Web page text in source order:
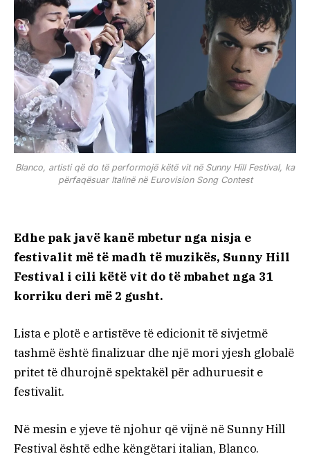
Blanco, artisti që do të performojë këtë vit në Sunny Hill Festival, ka
përfaqësuar Italinë në Eurovision Song Contest
Edhe pak javë kanë mbetur nga nisja e
festivalit më të madh të muzikës, Sunny Hill
Festival i cili këtë vit do të mbahet nga 31
korriku deri më 2 gusht.
Lista e plotë e artistëve të edicionit të sivjetmë
tashmë është finalizuar dhe një mori yjesh globalë
pritet të dhurojnë spektakël për adhuruesit e
festivalit.
Në mesin e yjeve të njohur që vijnë në Sunny Hill
Festival është edhe këngëtari italian, Blanco.